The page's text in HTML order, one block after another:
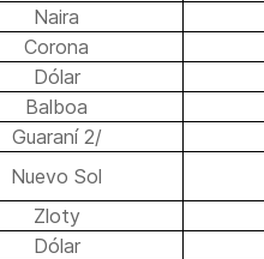
Naira
Corona
Dólar
Balboa
Guaraní 2/
Nuevo Sol
Zloty
Dólar